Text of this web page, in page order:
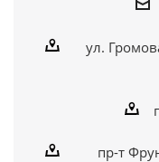
ул.
пр-т